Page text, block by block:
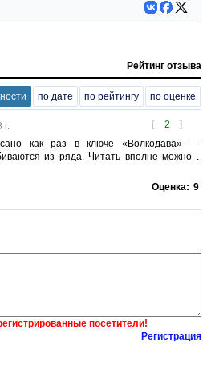
Рейтинг отзыва
по дате по рейтингу по оценке
[ 2 ]
как раз в ключе «Волкодава» —
из ряда. Читать вполне можно .
Оценка: 9
посетители!
Регистрация